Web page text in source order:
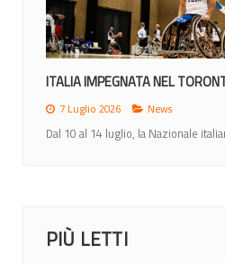
ITALIA IMPEGNATA NEL
7 Luglio 2026 News
Dal 10 al 14 luglio, la Nazionale
PIÙ LETTI